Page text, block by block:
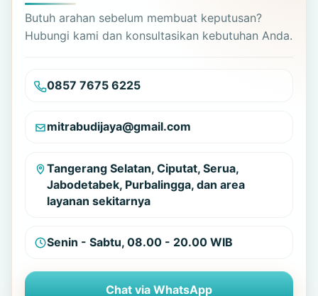
Butuh arahan sebelum membuat keputusan?
Hubungi kami dan konsultasikan kebutuhan Anda.
0857 7675 6225
mitrabudijaya@gmail.com
Tangerang Selatan, Ciputat, Serua,
Jabodetabek, Purbalingga, dan area
layanan sekitarnya
Senin - Sabtu, 08.00 - 20.00 WIB
Chat via WhatsApp